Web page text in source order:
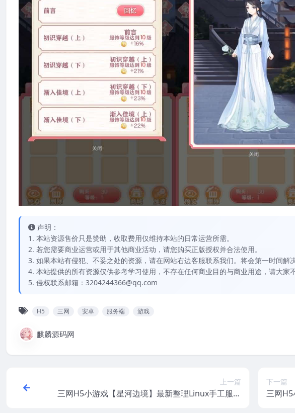
声明：
1. 本站资源售价只是赞助，收取费用仅维持本站的日常运营所需。
2. 若您需要商业运营或用于其他商业活动，请您购买正版授权并合法使用。
3. 如果本站有侵犯、不妥之处的资源，请在网站右边客服联系我们。将会第一时间解
4. 本站提供的所有资源仅供参考学习使用，不存在任何商业目的与商业用途，请大家
5. 侵权联系邮箱：3204244366@qq.com
H5 三网 安卓 服务端 游戏
麒麟源码网
上一篇
三网H5小游戏【星河边境】最新整理Linux手工服务
下一篇
三网H5